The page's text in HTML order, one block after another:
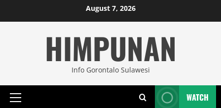
to
August 7, 2026
HIMPUNAN
Info Gorontalo Sulawesi
Primary
WATCH